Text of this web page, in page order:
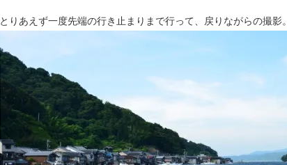
とりあえず一度先端の行き止まりまで行って、戻りながらの撮影。